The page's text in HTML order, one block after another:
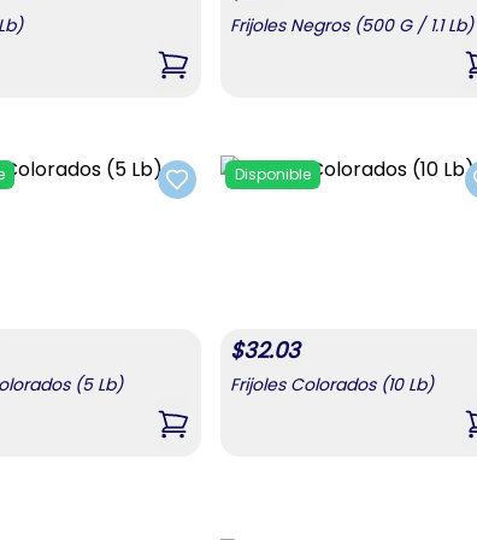
,Arroz (10 Lb)
Frijoles Negros (500 G / 1.1 Lb)
(500 G / 1.1 Lb)
Add to favorites
(5 Lb)
,Frijoles Colorados (5 Lb)
Disponible
$32.03
Frijoles Colorados (10 Lb)